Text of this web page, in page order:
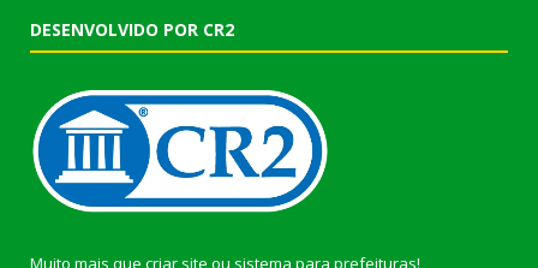
DESENVOLVIDO POR CR2